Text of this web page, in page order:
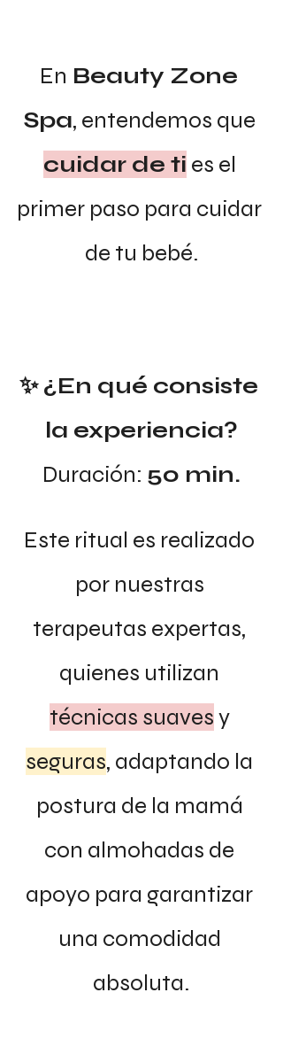
En Beauty Zone
Spa, entendemos que
cuidar de ti es el
primer paso para cuidar
de tu bebé.
✨ ¿En qué consiste
la experiencia?
Duración: 50 min.
Este ritual es realizado
por nuestras
terapeutas expertas,
quienes utilizan
técnicas suaves y
seguras, adaptando la
postura de la mamá
con almohadas de
apoyo para garantizar
una comodidad
absoluta.